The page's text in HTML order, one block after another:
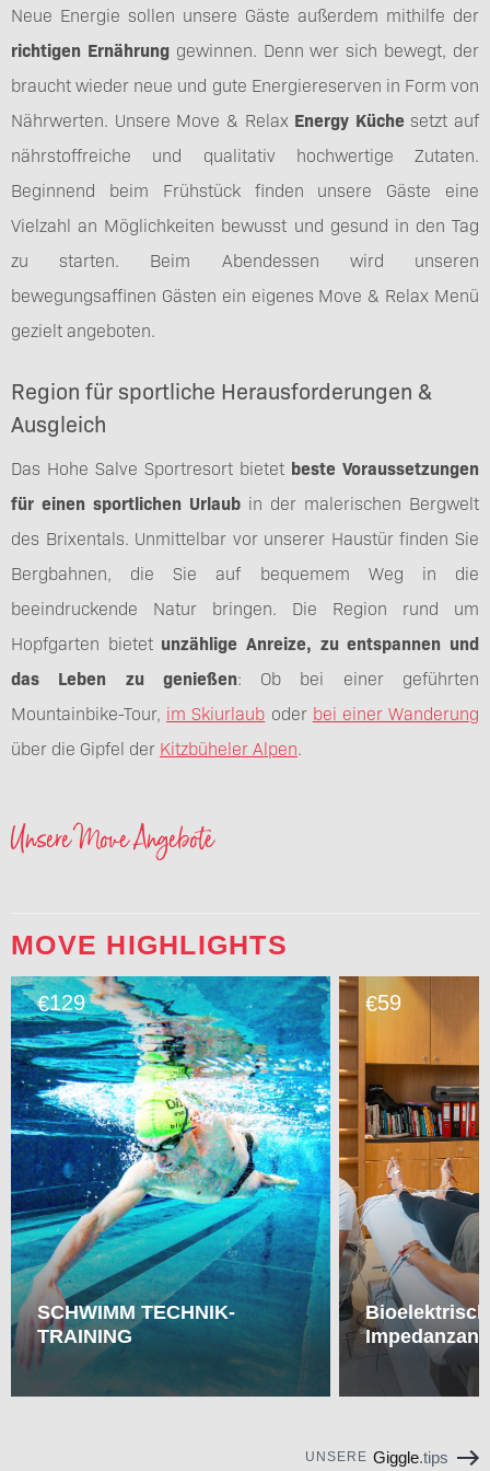
Neue Energie sollen unsere Gäste außerdem mithilfe der
richtigen Ernährunggewinnen. Denn wer sich bewegt, der
braucht wieder neue und gute Energiereserven in Form von
Nährwerten. Unsere Move & Relax Energy Küchesetzt auf
nährstoffreiche und qualitativ hochwertige Zutaten.
Beginnend beim Frühstück finden unsere Gäste eine
Vielzahl an Möglichkeiten bewusst und gesund in den Tag
zu starten. Beim Abendessen wird unseren
bewegungsaffinen Gästen ein eigenes Move & Relax Menü
gezielt angeboten.
Region für sportliche Herausforderungen &
Ausgleich
Das Hohe Salve Sportresort bietet beste Voraussetzungen
für einen sportlichen Urlaub in der malerischen Bergwelt
des Brixentals. Unmittelbar vor unserer Haustür finden Sie
Bergbahnen, die Sie auf bequemem Weg in die
beeindruckende Natur bringen. Die Region rund um
Hopfgarten bietet unzählige Anreize, zu entspannen und
das Leben zu genießen: Ob bei einer geführten
Mountainbike-Tour, im Skiurlaub oder bei einer Wanderung
über die Gipfel der Kitzbüheler Alpen.
Unsere Move Angebote
MOVE HIGHLIGHTS
€129
SCHWIMM TECHNIK-
TRAINING
€59
UNSERE Giggle.tips